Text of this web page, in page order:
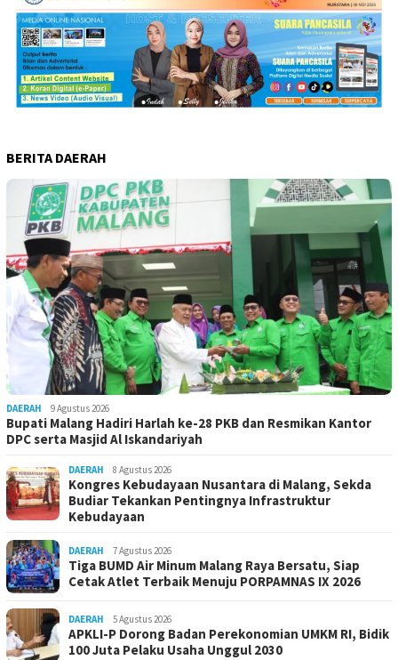
BERITA DAERAH
DAERAH 9 Agustus 2026
Bupati Malang Hadiri Harlah ke-28 PKB dan Resmikan Kantor
DPC serta Masjid Al Iskandariyah
DAERAH 8 Agustus 2026
Kongres Kebudayaan Nusantara di Malang, Sekda
Budiar Tekankan Pentingnya Infrastruktur
Kebudayaan
DAERAH 7 Agustus 2026
Tiga BUMD Air Minum Malang Raya Bersatu, Siap
Cetak Atlet Terbaik Menuju PORPAMNAS IX 2026
DAERAH 5 Agustus 2026
APKLI-P Dorong Badan Perekonomian UMKM RI, Bidik
100 Juta Pelaku Usaha Unggul 2030